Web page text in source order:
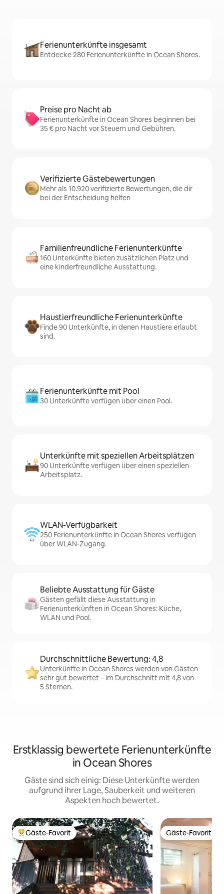
Ferienunterkünfte insgesamt
Entdecke 280 Ferienunterkünfte in Ocean Shores.
Preise pro Nacht ab
Ferienunterkünfte in Ocean Shores beginnen bei
35 € pro Nacht vor Steuern und Gebühren.
Verifizierte Gästebewertungen
Mehr als 10.920 verifizierte Bewertungen, die dir
bei der Entscheidung helfen
Familienfreundliche Ferienunterkünfte
160 Unterkünfte bieten zusätzlichen Platz und
eine kinderfreundliche Ausstattung.
Haustierfreundliche Ferienunterkünfte
Finde 90 Unterkünfte, in denen Haustiere erlaubt
sind.
Ferienunterkünfte mit Pool
30 Unterkünfte verfügen über einen Pool.
Unterkünfte mit speziellen Arbeitsplätzen
90 Unterkünfte verfügen über einen speziellen
Arbeitsplatz.
WLAN-Verfügbarkeit
250 Ferienunterkünfte in Ocean Shores verfügen
über WLAN-Zugang.
Beliebte Ausstattung für Gäste
Gästen gefällt diese Ausstattung in
Ferienunterkünften in Ocean Shores: Küche,
WLAN und Pool.
Durchschnittliche Bewertung: 4,8
Unterkünfte in Ocean Shores werden von Gästen
sehr gut bewertet – im Durchschnitt mit 4,8 von
5 Sternen.
Erstklassig bewertete Ferienunterkünfte
in Ocean Shores
Gäste sind sich einig: Diese Unterkünfte werden
aufgrund ihrer Lage, Sauberkeit und weiteren
Aspekten hoch bewertet.
Beliebter Gäste-Favorit.
Gäste-Favorit Gäste-Favorit
Gäste-Favorit